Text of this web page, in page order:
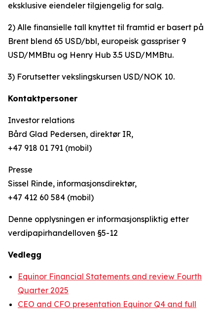
eksklusive eiendeler tilgjengelig for salg.
2) Alle finansielle tall knyttet til framtid er basert på
Brent blend 65 USD/bbl, europeisk gasspriser 9
USD/MMBtu og Henry Hub 3.5 USD/MMBtu.
3) Forutsetter vekslingskursen USD/NOK 10.
Kontaktpersoner
Investor relations
Bård Glad Pedersen, direktør IR,
+47 918 01 791 (mobil)
Presse
Sissel Rinde, informasjonsdirektør,
+47 412 60 584 (mobil)
Denne opplysningen er informasjonspliktig etter
verdipapirhandelloven §5-12
Vedlegg
Equinor Financial Statements and review Fourth
Quarter 2025
CEO and CFO presentation Equinor Q4 and full